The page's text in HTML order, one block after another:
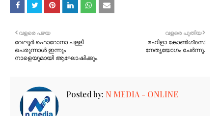
വളരെ പുതിയ
മഹിളാ കോൺഗ്രസ്
നേതൃയോഗം ചേർന്നു.
വളരെ പഴയ
വേലൂർ ഫൊറോനാ പള്ളി
പെരുന്നാൾ ഇന്നും
നാളെയുമായി ആഘോഷിക്കും.
Posted by: N MEDIA - ONLINE